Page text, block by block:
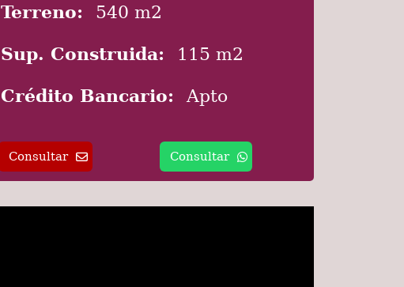
Terreno: 540 m2
Sup. Construida: 115 m2
Crédito Bancario: Apto
Consultar Consultar